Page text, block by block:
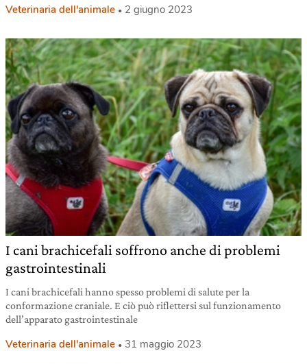
Veterinaria dell'animale 2 giugno 2023
I cani brachicefali soffrono anche di problemi
gastrointestinali
I cani brachicefali hanno spesso problemi di salute per la
conformazione craniale. E ciò può riflettersi sul funzionamento
dell’apparato gastrointestinale
Veterinaria dell'animale 31 maggio 2023